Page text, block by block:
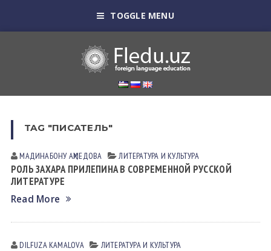
TOGGLE MENU
TAG "ПИСАТЕЛЬ"
МАДИНАБОНУ АҲМЕДОВА ЛИТЕРАТУРА И КУЛЬТУРА
РОЛЬ ЗАХАРА ПРИЛЕПИНА В СОВРЕМЕННОЙ РУССКОЙ
ЛИТЕРАТУРЕ
Read More
DILFUZA KАMАLOVА ЛИТЕРАТУРА И КУЛЬТУРА